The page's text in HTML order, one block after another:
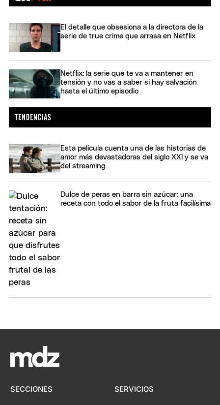
El detalle que obsesiona a la directora de la
serie de true crime que arrasa en Netflix
Netflix: la serie que te va a mantener en
tensión y no vas a saber si hay salvación
hasta el último episodio
Esta película cuenta una de las historias de
amor más devastadoras del siglo XXI y se va
del streaming
Dulce de peras en barra sin azúcar: una
receta con todo el sabor de la fruta facilísima
SECCIONES SERVICIOS